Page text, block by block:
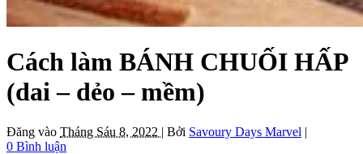
Cách làm BÁNH CHUỐI HẤP
(dai – dẻo – mềm)
Đăng vào Tháng Sáu 8, 2022 | Bởi Savoury Days Marvel |
0 Bình luận